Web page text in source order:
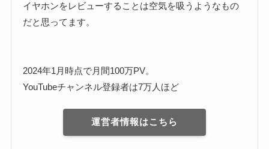
イヤホンをレビューすることは空気を吸うようなもの
だと思ってます。
2024年1月時点で月間100万PV。
YouTubeチャンネル登録者は7万人ほど
運営者情報はこちら